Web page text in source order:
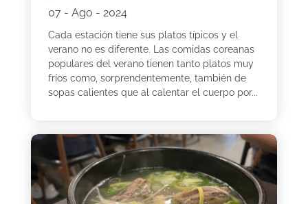
07 - Ago - 2024
Cada estación tiene sus platos típicos y el
verano no es diferente. Las comidas coreanas
populares del verano tienen tanto platos muy
fríos como, sorprendentemente, también de
sopas calientes que al calentar el cuerpo por...